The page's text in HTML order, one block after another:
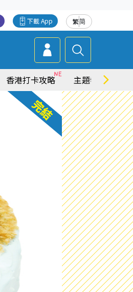
繁简
下載 App
香港打卡攻略 主題特集